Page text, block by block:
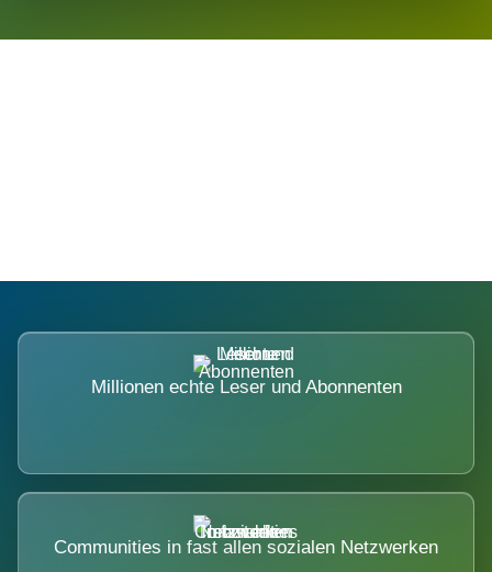
Millionen echte Leser und Abonnenten
Communities in fast allen sozialen Netzwerken